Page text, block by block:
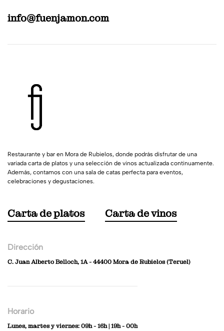
info@fuenjamon.com
Restaurante y bar en Mora de Rubielos, donde podrás disfrutar de una
variada carta de platos y una selección de vinos actualizada continuamente.
Además, contamos con una sala de catas perfecta para eventos,
celebraciones y degustaciones.
Carta de platos Carta de vinos
Dirección
C. Juan Alberto Belloch, 1A - 44400 Mora de Rubielos (Teruel)
Horario
Lunes, martes y viernes: 09h - 16h | 19h - 00h